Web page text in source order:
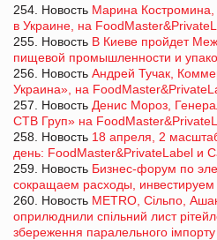
254. Новость Марина
в Украине, на
255. Новость В Киеве пройдет
пищевой промышленности и
256. Новость Андрей Тучак,
Украина», на
257. Новость Денис Мороз,
СТВ Груп» на
258. Новость 18 апреля, 2
день: FoodMaster&PrivateLabel и
259. Новость Бизнес-форум по
сокращаем расходы,
260. Новость METRO, Сiльпо,
оприлюднили спільний лист
збереження паралельного імпорту